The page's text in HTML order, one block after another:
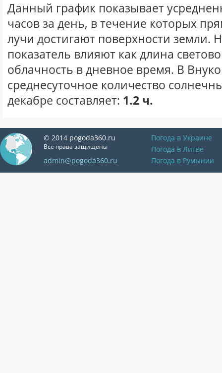
Данный график показывает
часов за день, в течение которых
лучи достигают поверхности земли.
показатель влияют как длина
облачность в дневное время. В
среднесуточное количество
декабре составляет: 1.2 ч.
© 2014 pogoda360.ru
Все права защищены
admin@pogoda360.ru
Погода в Украине
Погода в Литве
Погода в Румынии